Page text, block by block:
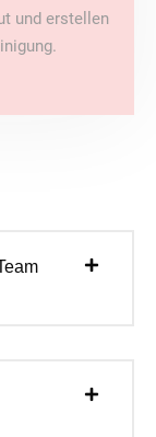
und erstellen